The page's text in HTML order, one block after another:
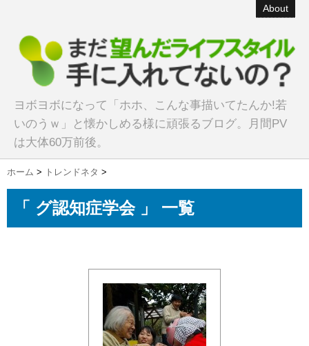
About
ヨボヨボになって「ホホ、こんな事描いてたんか!若
いのうｗ」と懐かしめる様に頑張るブログ。月間PV
は大体60万前後。
ホーム > トレンドネタ >
「 グ認知症学会 」 一覧